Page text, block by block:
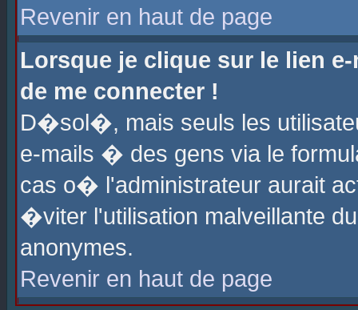
Revenir en haut de page
Lorsque je clique sur le lien
de me connecter !
D�sol�, mais seuls les
e-mails � des gens via le
cas o� l'administrateur aurait
�viter l'utilisation malveillante
anonymes.
Revenir en haut de page